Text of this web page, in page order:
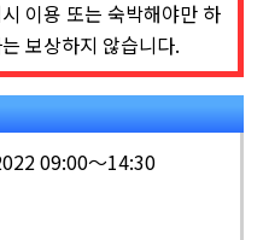
이용 또는 숙박해야만 하
보상하지 않습니다.
09:00～14:30